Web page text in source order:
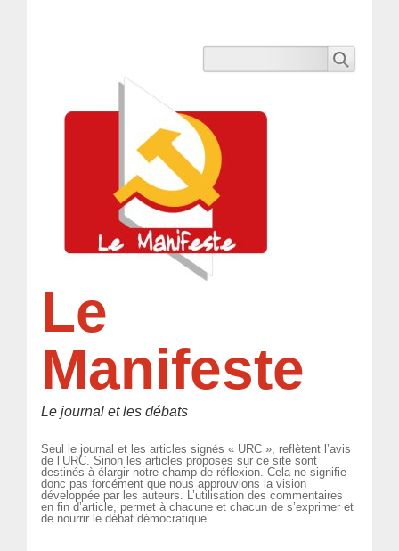
Le
Manifeste
Le journal et les débats
Seul le journal et les articles signés « URC », reflètent l’avis
de l’URC. Sinon les articles proposés sur ce site sont
destinés à élargir notre champ de réflexion. Cela ne signifie
donc pas forcément que nous approuvions la vision
développée par les auteurs. L’utilisation des commentaires
en fin d’article, permet à chacune et chacun de s’exprimer et
de nourrir le débat démocratique.